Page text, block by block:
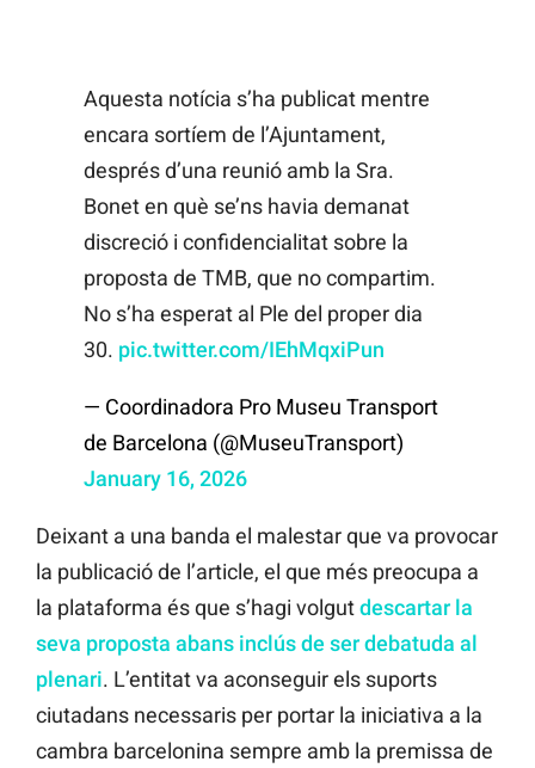
Aquesta notícia s’ha publicat mentre
encara sortíem de l’Ajuntament,
després d’una reunió amb la Sra.
Bonet en què se’ns havia demanat
discreció i confidencialitat sobre la
proposta de TMB, que no compartim.
No s’ha esperat al Ple del proper dia
30. pic.twitter.com/IEhMqxiPun
— Coordinadora Pro Museu Transport
de Barcelona (@MuseuTransport)
January 16, 2026
Deixant a una banda el malestar que va provocar
la publicació de l’article, el que més preocupa a
la plataforma és que s’hagi volgutdescartar la
seva proposta abans inclús de ser debatuda al
plenari. L’entitat va aconseguir els suports
ciutadans necessaris per portar la iniciativa a la
cambra barcelonina sempre amb la premissa de